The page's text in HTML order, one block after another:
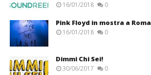
16/01/2018 0
Pink Floyd in mostra a Roma
16/01/2018 0
Dimmi Chi Sei!
30/06/2017 0